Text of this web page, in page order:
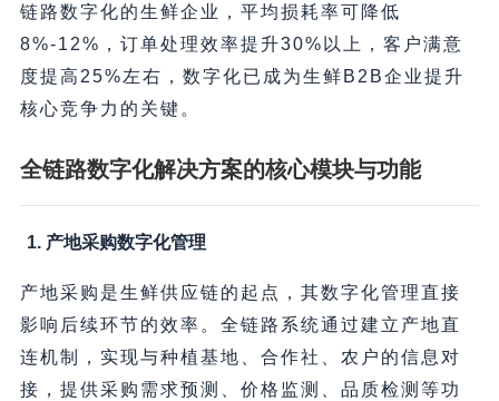
链路数字化的生鲜企业，平均损耗率可降低
8%-12%，订单处理效率提升30%以上，客户满意
度提高25%左右，数字化已成为生鲜B2B企业提升
核心竞争力的关键。
全链路数字化解决方案的核心模块与功能
1. 产地采购数字化管理
产地采购是生鲜供应链的起点，其数字化管理直接
影响后续环节的效率。全链路系统通过建立产地直
连机制，实现与种植基地、合作社、农户的信息对
接，提供采购需求预测、价格监测、品质检测等功